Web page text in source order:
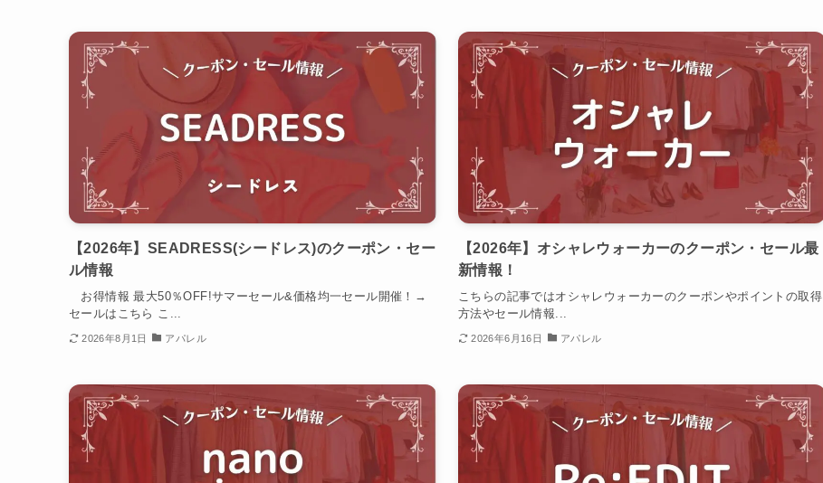
【2026年】SEADRESS(シードレス)のクーポン・セー
ル情報
お得情報 最大50％OFF!サマーセール&価格均一セール開催！→
セールはこちら こ...
2026年8月1日 アパレル
【2026年】オシャレウォーカーのクーポン・セール最
新情報！
こちらの記事ではオシャレウォーカーのクーポンやポイントの取得
方法やセール情報...
2026年6月16日 アパレル